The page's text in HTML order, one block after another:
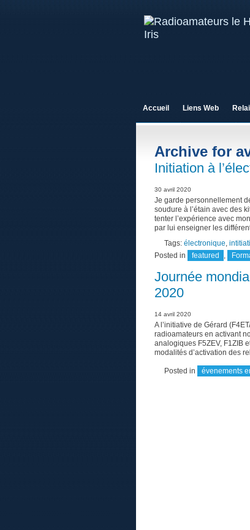
Archive for
Initiation à
30 avril 2020
Je garde personnellement
soudure à l’étain avec des
tenter l’expérience avec
par lui enseigner les
Tags: électronique,
Posted in
featured ,
Journée
2020
14 avril 2020
A l’initiative de Gérard
radioamateurs en activant
analogiques F5ZEV, F1ZIB
modalités d’activation des
Posted in évenements
Accueil Liens Web